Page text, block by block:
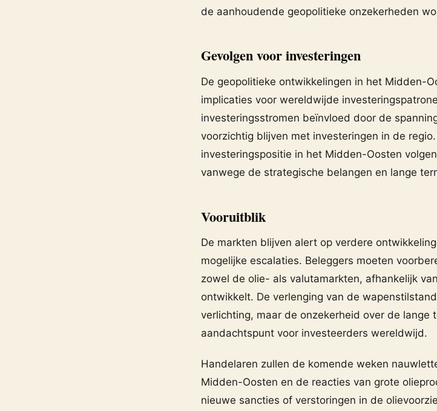
de aanhoudende geopolitieke onzekerheden
Gevolgen voor investeringen
De geopolitieke ontwikkelingen in het Midden-
implicaties voor wereldwijde
investeringsstromen beïnvloed door de
voorzichtig blijven met investeringen in de
investeringspositie in het Midden-Oosten
vanwege de strategische belangen en lange
Vooruitblik
De markten blijven alert op verdere
mogelijke escalaties. Beleggers moeten
zowel de olie- als valutamarkten, afhankelijk
ontwikkelt. De verlenging van de
verlichting, maar de onzekerheid over de
aandachtspunt voor investeerders wereldwijd.
Handelaren zullen de komende weken
Midden-Oosten en de reacties van grote
nieuwe sancties of verstoringen in de